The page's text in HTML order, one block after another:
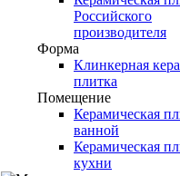
Российского
производителя
Форма
Клинкерная
плитка
Помещение
Керамическая
ванной
Керамическая
кухни